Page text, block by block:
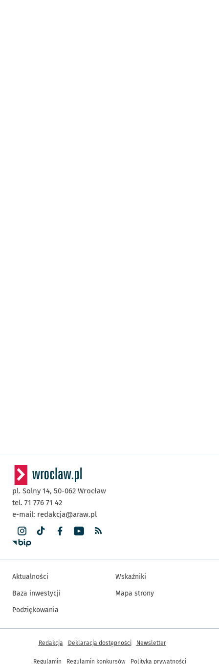
pl. Solny 14, 50-062 Wrocław
tel. 71 776 71 42
e-mail: redakcja@araw.pl
Aktualności
Baza inwestycji
Podziękowania
Wskaźniki
Mapa strony
Inne informacje
Redakcja Deklaracja dostępności Newsletter
Regulamin Regulamin konkursów Polityka prywatności